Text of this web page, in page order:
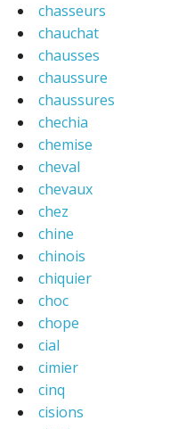
chasseurs
chauchat
chausses
chaussure
chaussures
chechia
chemise
cheval
chevaux
chez
chine
chinois
chiquier
choc
chope
cial
cimier
cinq
cisions